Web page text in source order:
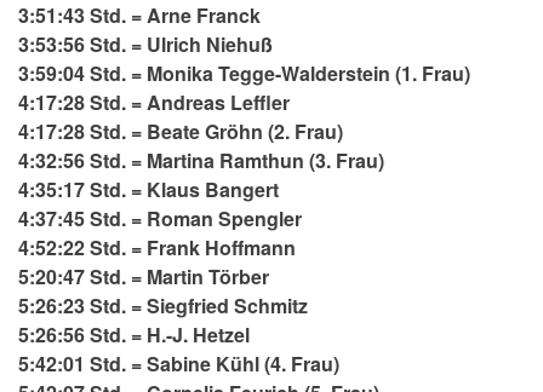
3:51:43 Std. = Arne Franck
3:53:56 Std. = Ulrich Niehuß
3:59:04 Std. = Monika Tegge-Walderstein (1. Frau)
4:17:28 Std. = Andreas Leffler
4:17:28 Std. = Beate Gröhn (2. Frau)
4:32:56 Std. = Martina Ramthun (3. Frau)
4:35:17 Std. = Klaus Bangert
4:37:45 Std. = Roman Spengler
4:52:22 Std. = Frank Hoffmann
5:20:47 Std. = Martin Törber
5:26:23 Std. = Siegfried Schmitz
5:26:56 Std. = H.-J. Hetzel
5:42:01 Std. = Sabine Kühl (4. Frau)